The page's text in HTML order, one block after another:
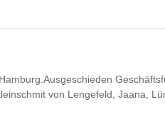
von Lengefeld, Jaana,